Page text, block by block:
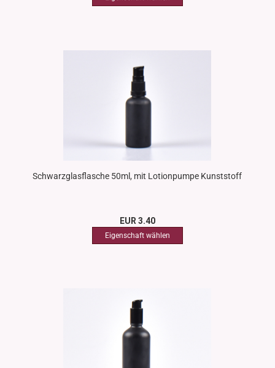
Schwarzglasflasche 50ml, mit Lotionpumpe Kunststoff
EUR 3.40